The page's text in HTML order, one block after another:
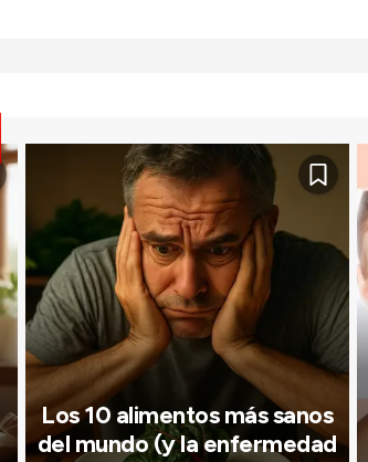
Los 10 alimentos más sanos
del mundo (y la enfermedad